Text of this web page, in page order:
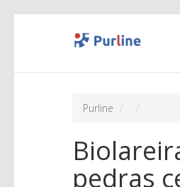
Purline
pedras